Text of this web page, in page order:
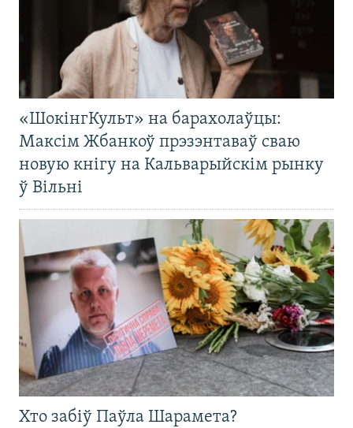
«ШокінгКульт» на барахолаўцы:
Максім Жбанкоў прэзэнтаваў сваю
новую кнігу на Кальварыйскім рынку
ў Вільні
Хто забіў Паўла Шарамета?